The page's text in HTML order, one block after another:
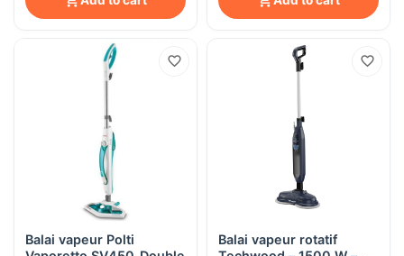
Balai vapeur Polti
Balai vapeur rotatif